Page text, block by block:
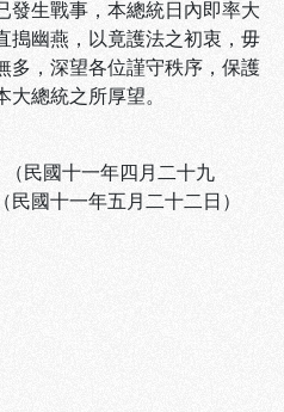
發生戰事，本總統日內即率大
搗幽燕，以竟護法之初衷，毋
多，深望各位謹守秩序，保護
總統之所厚望。
民國十一年四月二十九
國十一年五月二十二日）